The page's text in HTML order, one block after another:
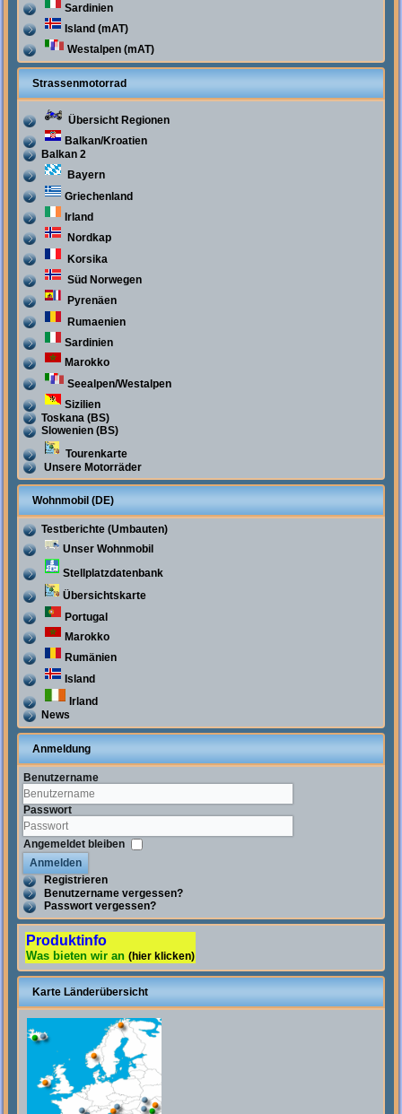
Sardinien
Island (mAT)
Westalpen (mAT)
Strassenmotorrad
Übersicht Regionen
Balkan/Kroatien
Balkan 2
Bayern
Griechenland
Irland
Nordkap
Korsika
Süd Norwegen
Pyrenäen
Rumaenien
Sardinien
Marokko
Seealpen/Westalpen
Sizilien
Toskana (BS)
Slowenien (BS)
Tourenkarte
Unsere Motorräder
Wohnmobil (DE)
Testberichte (Umbauten)
Unser Wohnmobil
Stellplatzdatenbank
Übersichtskarte
Portugal
Marokko
Rumänien
Island
Irland
News
Anmeldung
Benutzername
Passwort
Angemeldet bleiben
Anmelden
Registrieren
Benutzername vergessen?
Passwort vergessen?
Produktinfo
Was bieten wir an(hier klicken)
Karte Länderübersicht